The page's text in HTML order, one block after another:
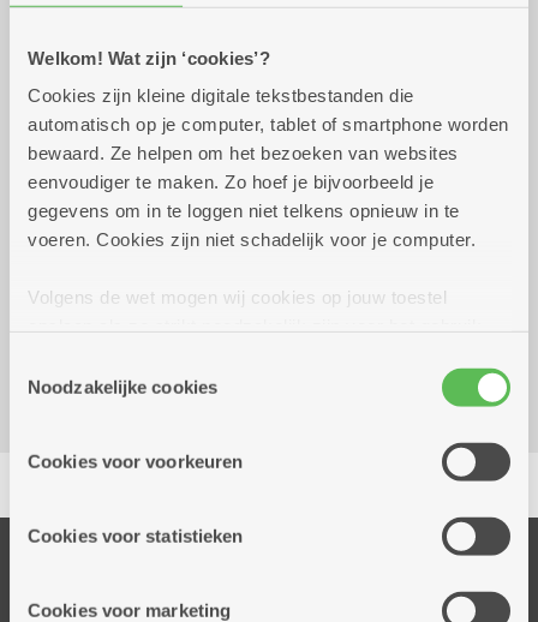
Welkom! Wat zijn ‘cookies’?
Cookies zijn kleine digitale tekstbestanden die
automatisch op je computer, tablet of smartphone worden
bewaard. Ze helpen om het bezoeken van websites
eenvoudiger te maken. Zo hoef je bijvoorbeeld je
gegevens om in te loggen niet telkens opnieuw in te
voeren. Cookies zijn niet schadelijk voor je computer.
Volgens de wet mogen wij cookies op jouw toestel
cookies hebben we jouw toestemming nodig. Sommige
cookies worden geplaatst door derde partijen die een
informatie over jouw (geanonimiseerd) gebruik van onze
partners kunnen deze gegevens combineren met andere
Noodzakelijke cookies
Cookies voor voorkeuren
Cookies voor statistieken
Cookies voor marketing
Praktisch
Wekelijks op woensdag tot 30
december 2026
14.00 uur tot
16.00 uur
GRATIS
2018 Antwerpen
Delen
Thuisdiensten